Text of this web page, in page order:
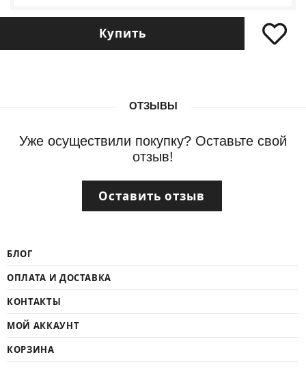
Купить
ОТЗЫВЫ
Уже осуществили покупку? Оставьте свой
отзыв!
Оставить отзыв
БЛОГ
ОПЛАТА И ДОСТАВКА
КОНТАКТЫ
МОЙ АККАУНТ
КОРЗИНА